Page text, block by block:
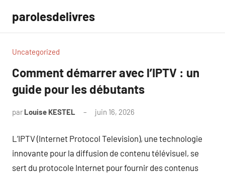
contenu
parolesdelivres
Uncategorized
Comment démarrer avec l’IPTV : un
guide pour les débutants
par Louise KESTEL juin 16, 2026
L’IPTV (Internet Protocol Television), une technologie
innovante pour la diffusion de contenu télévisuel, se
sert du protocole Internet pour fournir des contenus